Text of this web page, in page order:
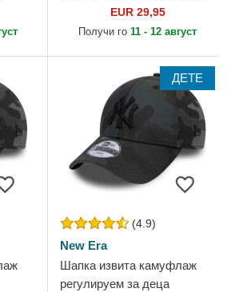
от New EraEUR 29,95
Получи го 11 - 12 август
ДЕТЕ
(4.9)
New Era
Шапка извита камуфлаж
регулируем за деца